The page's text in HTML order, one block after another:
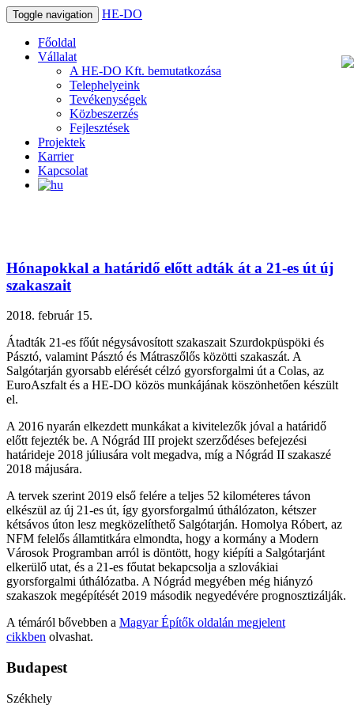
Toggle navigation HE-DO
Főoldal
Vállalat
A HE-DO Kft. bemutatkozása
Telephelyeink
Tevékenységek
Közbeszerzés
Fejlesztések
Projektek
Karrier
Kapcsolat
Hónapokkal a határidő előtt adták át a 21-es út új
szakaszait
2018. február 15.
Átadták 21-es főút négysávosított szakaszait Szurdokpüspöki és
Pásztó, valamint Pásztó és Mátraszőlős közötti szakaszát. A
Salgótarján gyorsabb elérését célzó gyorsforgalmi út a Colas, az
EuroAszfalt és a HE-DO közös munkájának köszönhetően készült
el.
A 2016 nyarán elkezdett munkákat a kivitelezők jóval a határidő
előtt fejezték be. A Nógrád III projekt szerződéses befejezési
határideje 2018 júliusára volt megadva, míg a Nógrád II szakaszé
2018 májusára.
A tervek szerint 2019 első felére a teljes 52 kilométeres távon
elkészül az új 21-es út, így gyorsforgalmú úthálózaton, kétszer
kétsávos úton lesz megközelíthető Salgótarján. Homolya Róbert, az
NFM felelős államtitkára elmondta, hogy a kormány a Modern
Városok Programban arról is döntött, hogy kiépíti a Salgótarjánt
elkerülő utat, és a 21-es főutat bekapcsolja a szlovákiai
gyorsforgalmi úthálózatba. A Nógrád megyében még hiányzó
szakaszok megépítését 2019 második negyedévére prognosztizálják.
A témáról bővebben a Magyar Építők oldalán megjelent
cikkben olvashat.
Budapest
Székhely